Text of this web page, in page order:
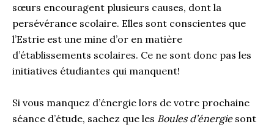
sœurs encouragent plusieurs causes, dont la
persévérance scolaire. Elles sont conscientes que
l’Estrie est une mine d’or en matière
d’établissements scolaires. Ce ne sont donc pas les
initiatives étudiantes qui manquent!
Si vous manquez d’énergie lors de votre prochaine
séance d’étude, sachez que les Boules d’énergiesont